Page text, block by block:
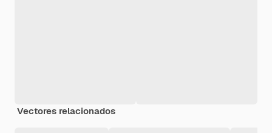
Vectores relacionados